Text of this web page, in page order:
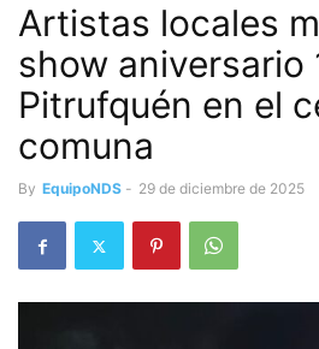
Artistas locales
show aniversario
Pitrufquén en el
comuna
By EquipoNDS - 29 de diciembre de 2025